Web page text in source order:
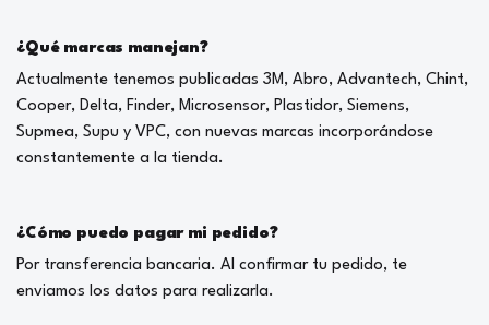
¿Qué marcas manejan?
Actualmente tenemos publicadas 3M, Abro, Advantech, Chint,
Cooper, Delta, Finder, Microsensor, Plastidor, Siemens,
Supmea, Supu y VPC, con nuevas marcas incorporándose
constantemente a la tienda.
¿Cómo puedo pagar mi pedido?
Por transferencia bancaria. Al confirmar tu pedido, te
enviamos los datos para realizarla.